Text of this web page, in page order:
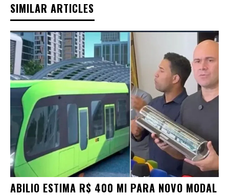
SIMILAR ARTICLES
ABILIO ESTIMA R$ 400 MI PARA NOVO MODAL